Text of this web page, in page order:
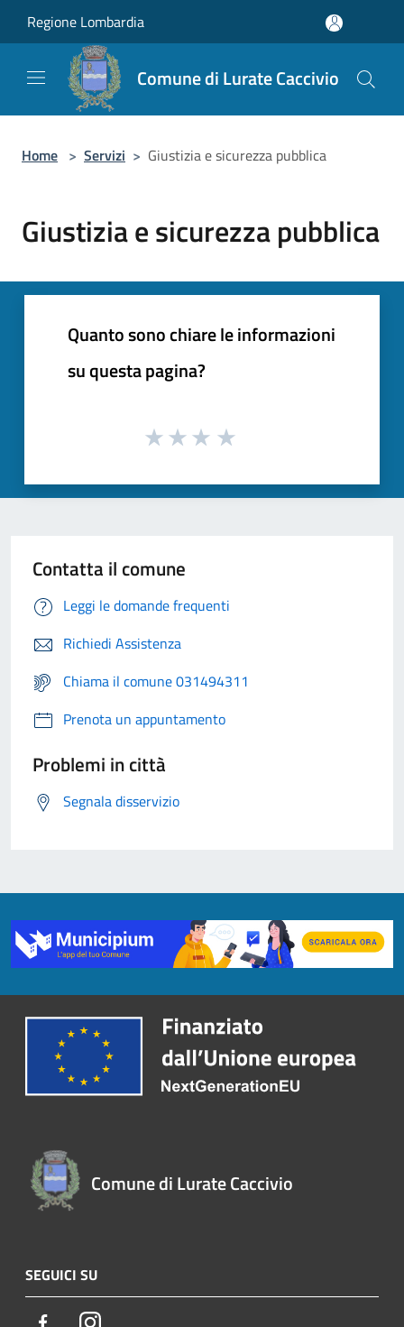
Regione Lombardia
Comune di Lurate Caccivio
Home > Servizi > Giustizia e sicurezza pubblica
Giustizia e sicurezza pubblica
Quanto sono chiare le informazioni
su questa pagina?
Contatta il comune
Leggi le domande frequenti
Richiedi Assistenza
Chiama il comune 031494311
Prenota un appuntamento
Problemi in città
Segnala disservizio
Comune di Lurate Caccivio
SEGUICI SU
FacebookInstagram